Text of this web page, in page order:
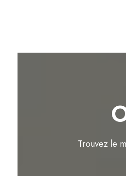
Trouvez le